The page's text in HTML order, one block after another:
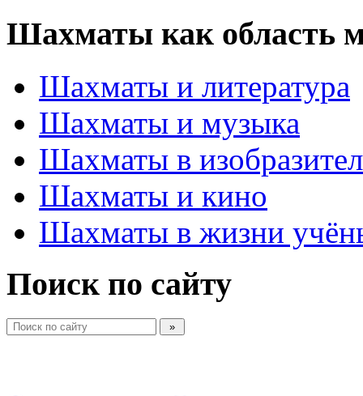
Шахматы как область
Шахматы и литература
Шахматы и музыка
Шахматы в
Шахматы и кино
Шахматы в жизни
Поиск по сайту